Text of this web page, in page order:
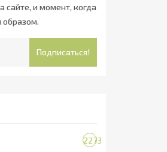
сайте, и момент, когда
образом.
Подписаться!
2273